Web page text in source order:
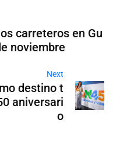
carreteros en Gu
noviembre
Next
destino t
aniversari
o